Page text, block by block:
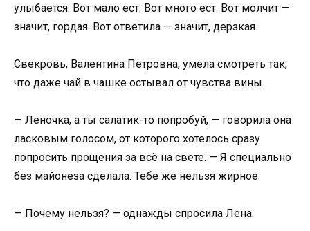
улыбается. Вот мало ест. Вот много ест. Вот молчит —
значит, гордая. Вот ответила — значит, дерзкая.
Свекровь, Валентина Петровна, умела смотреть так,
что даже чай в чашке остывал от чувства вины.
— Леночка, а ты салатик-то попробуй, — говорила она
ласковым голосом, от которого хотелось сразу
попросить прощения за всё на свете. — Я специально
без майонеза сделала. Тебе же нельзя жирное.
— Почему нельзя? — однажды спросила Лена.